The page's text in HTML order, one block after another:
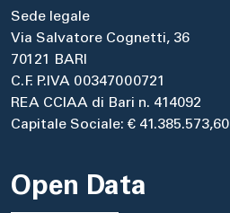
Sede legale
Via Salvatore Cognetti, 36
70121 BARI
C.F. P.IVA 00347000721
REA CCIAA di Bari n. 414092
Capitale Sociale: € 41.385.573,60
Open Data